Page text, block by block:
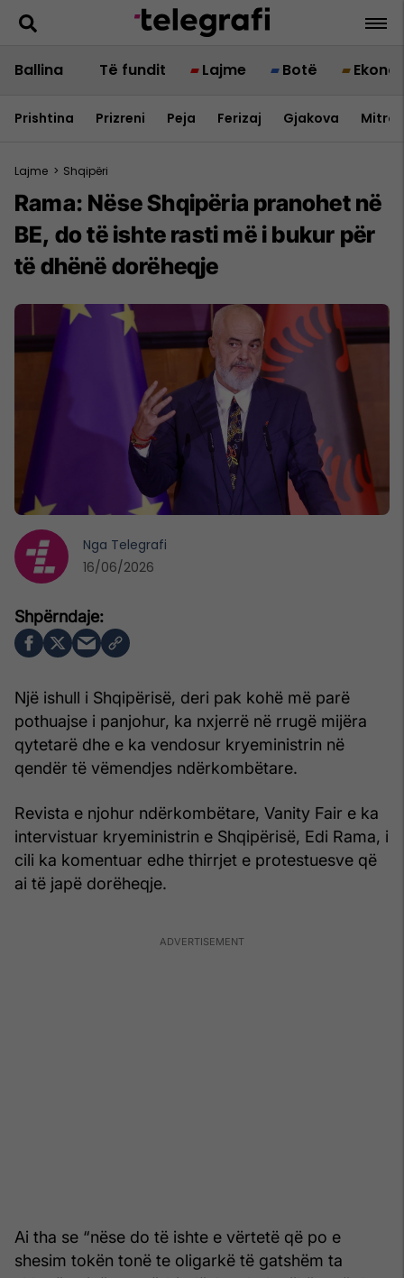
Ballina Të fundit Lajme Botë
Prishtina Prizreni Peja Ferizaj Gjakova
Lajme > Shqipëri
Rama: Nëse Shqipëria pranohet në
BE, do të ishte rasti më i bukur për
të dhënë dorëheqje
Një ishull i Shqipërisë, deri pak kohë më parë
pothuajse i panjohur, ka nxjerrë në rrugë mijëra
qytetarë dhe e ka vendosur kryeministrin në
qendër të vëmendjes ndërkombëtare.
Revista e njohur ndërkombëtare, Vanity Fair e ka
intervistuar kryeministrin e Shqipërisë, Edi Rama, i
cili ka komentuar edhe thirrjet e protestuesve që
ai të japë dorëheqje.
Ai tha se “nëse do të ishte e vërtetë që po e
shesim tokën tonë te oligarkë të gatshëm ta
Nga Telegrafi
16/06/2026